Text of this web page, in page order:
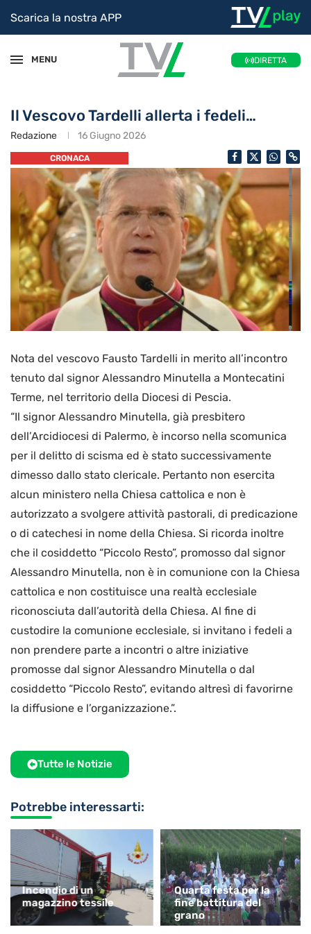
Scarica la nostra APP
MENU DIRETTA
Il Vescovo Tardelli allerta i fedeli…
Redazione 16 Giugno 2026
CRONACA
Nota del vescovo Fausto Tardelli in merito all’incontro
tenuto dal signor Alessandro Minutella a Montecatini
Terme, nel territorio della Diocesi di Pescia.
“Il signor Alessandro Minutella, già presbitero
dell’Arcidiocesi di Palermo, è incorso nella scomunica
per il delitto di scisma ed è stato successivamente
dimesso dallo stato clericale. Pertanto non esercita
alcun ministero nella Chiesa cattolica e non è
autorizzato a svolgere attività pastorali, di predicazione
o di catechesi in nome della Chiesa. Si ricorda inoltre
che il cosiddetto “Piccolo Resto”, promosso dal signor
Alessandro Minutella, non è in comunione con la Chiesa
cattolica e non costituisce una realtà ecclesiale
riconosciuta dall’autorità della Chiesa. Al fine di
custodire la comunione ecclesiale, si invitano i fedeli a
non prendere parte a incontri o altre iniziative
promosse dal signor Alessandro Minutella o dal
cosiddetto “Piccolo Resto”, evitando altresì di favorirne
la diffusione e l’organizzazione.”.
Tutte le Notizie
Potrebbe interessarti:
Incendio di un
magazzino tessile
Quarta festa per la
fine battitura del
grano